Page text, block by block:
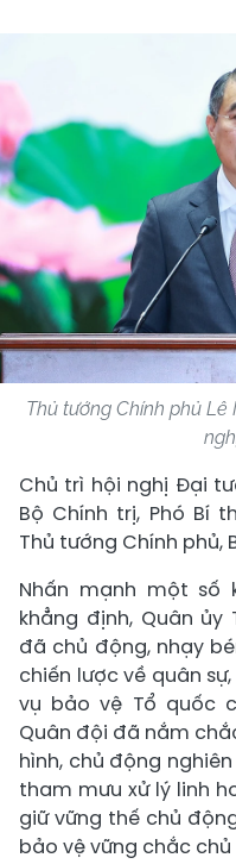
Thủ tướng Chính phủ
Chủ trì hội nghị Đại
Bộ Chính trị, Phó Bí
Thủ tướng Chính phủ,
Nhấn mạnh một số
khẳng định, Quân ủy
đã chủ động, nhạy
chiến lược về quân
vụ bảo vệ Tổ quốc
Quân đội đã nắm
hình, chủ động
tham mưu xử lý linh
giữ vững thế chủ
bảo vệ vững chắc